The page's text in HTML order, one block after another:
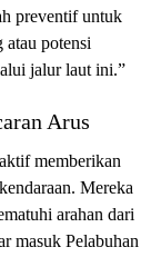
preventif untuk
atau potensi
jalur laut ini.”
Arus
memberikan
Mereka
arahan dari
masuk Pelabuhan